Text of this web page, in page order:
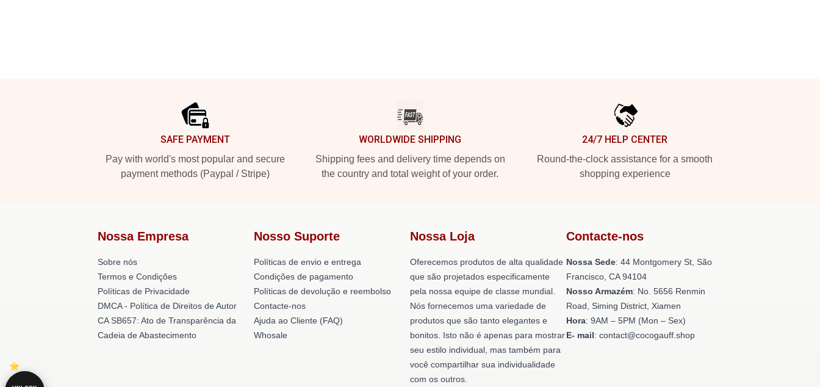
SAFE PAYMENT
Pay with world's most popular and secure
payment methods (Paypal / Stripe)
WORLDWIDE SHIPPING
Shipping fees and delivery time depends on
the country and total weight of your order.
24/7 HELP CENTER
Round-the-clock assistance for a smooth
shopping experience
Nossa Empresa
Sobre nós
Termos e Condições
Políticas de Privacidade
DMCA - Política de Direitos de Autor
CA SB657: Ato de Transparência da
Cadeia de Abastecimento
Nosso Suporte
Políticas de envio e entrega
Condições de pagamento
Políticas de devolução e reembolso
Contacte-nos
Ajuda ao Cliente (FAQ)
Whosale
Nossa Loja
Oferecemos produtos de alta qualidade
que são projetados especificamente
pela nossa equipe de classe mundial.
Nós fornecemos uma variedade de
produtos que são tanto elegantes e
bonitos. Isto não é apenas para mostrar
seu estilo individual, mas também para
você compartilhar sua individualidade
com os outros.
Contacte-nos
Nossa Sede: 44 Montgomery St, São
Francisco, CA 94104
Nosso Armazém: No. 5656 Renmin
Road, Siming District, Xiamen
Hora: 9AM – 5PM (Mon – Sex)
E- mail: contact@cocogauff.shop